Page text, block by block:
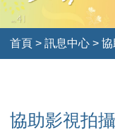
首頁 >訊息中心 >
協助影視拍